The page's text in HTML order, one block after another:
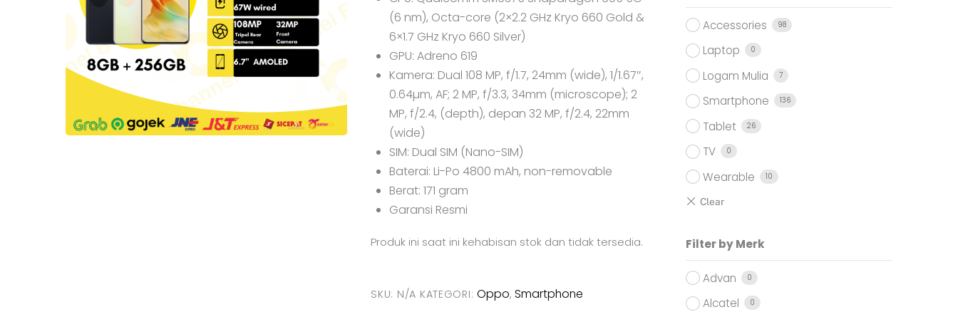
(6 nm), Octa-core (2×2.2 GHz Kryo 660 Gold &
6×1.7 GHz Kryo 660 Silver)
GPU: Adreno 619
Kamera: Dual 108 MP, f/1.7, 24mm (wide), 1/1.67″,
0.64µm, AF; 2 MP, f/3.3, 34mm (microscope); 2
MP, f/2.4, (depth), depan 32 MP, f/2.4, 22mm
(wide)
SIM: Dual SIM (Nano-SIM)
Baterai: Li-Po 4800 mAh, non-removable
Berat: 171 gram
Garansi Resmi
Produk ini saat ini kehabisan stok dan tidak tersedia.
SKU: N/A KATEGORI: Oppo,Smartphone
Accessories 98
Laptop 0
Logam Mulia 7
Smartphone 136
Tablet 26
TV 0
Wearable 10
Filter by Merk
Advan 0
Alcatel 0